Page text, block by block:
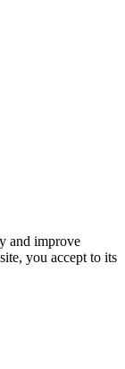
and improve
you accept to its